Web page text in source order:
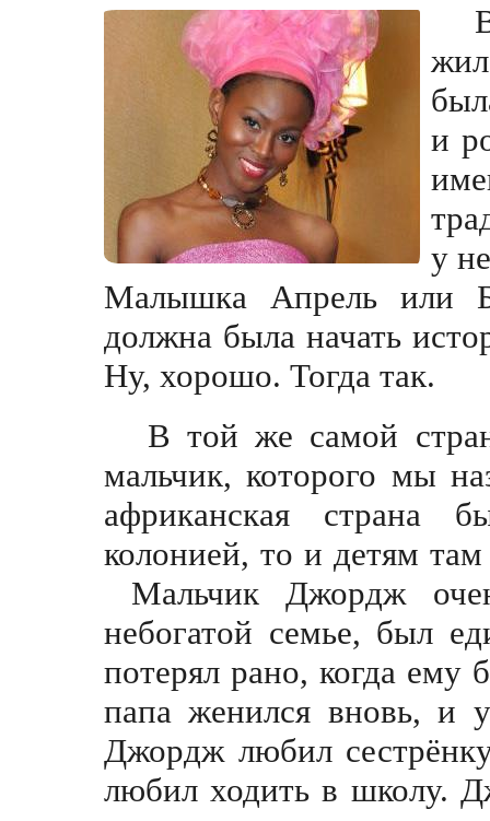
и
у
Малышка Апрель или
должна была начать
Ну, хорошо. Тогда так.
В той же самой
мальчик, которого мы
африканская страна
колонией, то и детям
Мальчик Джордж
небогатой семье, был
потерял рано, когда ему
папа женился вновь, и
Джордж любил
любил ходить в школу.